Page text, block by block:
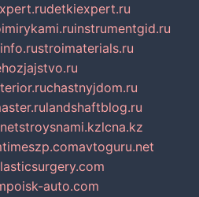
detkiexpert.ru
instrumentgid.ru
stroimaterials.ru
chastnyjdom.ru
landshaftblog.ru
stroysnami.kzlcna.kz
timeszp.comavtoguru.net
poisk-auto.com